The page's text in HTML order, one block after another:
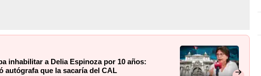
inhabilitar a Delia Espinoza por 10 años:
autógrafa que la sacaría del CAL